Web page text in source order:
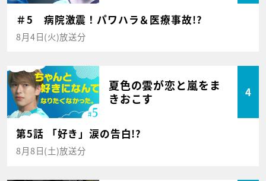
＃5 病院激震！パワハラ＆医療事故!?
8月4日(火)放送分
夏色の雲が恋と嵐をま
きおこす
4
第5話 「好き」涙の告白!?
8月8日(土)放送分